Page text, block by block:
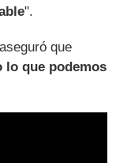
".
que
lo que podemos